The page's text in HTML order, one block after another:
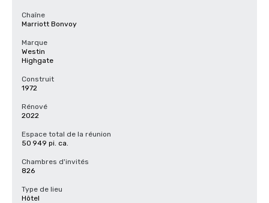
Chaîne
Marriott Bonvoy
Marque
Westin
Highgate
Construit
1972
Rénové
2022
Espace total de la réunion
50 949 pi. ca.
Chambres d'invités
826
Type de lieu
Hôtel